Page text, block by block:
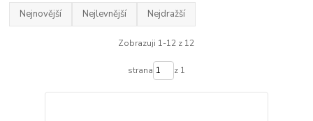
Nejnovější Nejlevnější Nejdražší
Zobrazuji 1-12 z 12
strana z 1